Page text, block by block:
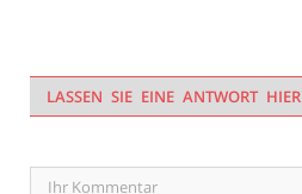
LASSEN SIE EINE ANTWORT HIER